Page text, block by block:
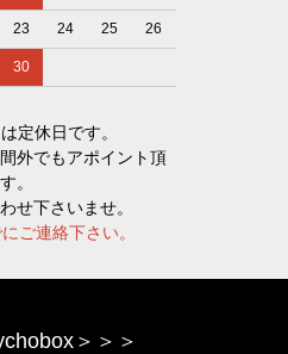
23 24 25 26
30
定休日です。
外でもアポイント頂
。
せ下さいませ。
ご連絡下さい。
＞＞＞